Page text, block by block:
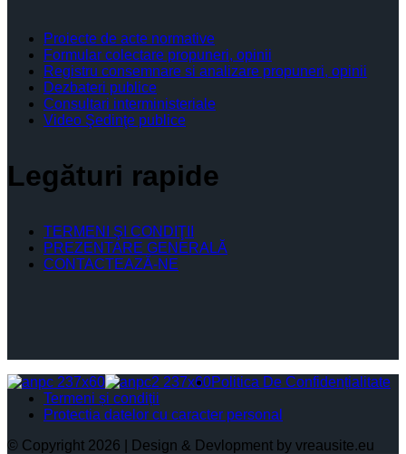
Proiecte de acte normative
Formular colectare propuneri, opinii
Registru consemnare si analizare propuneri, opinii
Dezbateri publice
Consultari interministeriale
Video Şedinţe publice
Legături rapide
TERMENI ŞI CONDIŢII
PREZENTARE GENERALĂ
CONTACTEAZĂ-NE
Politica De Confidențialitate
Termeni și condiții
Protectia datelor cu caracter personal
© Copyright 2026 | Design & Devlopment by vreausite.eu